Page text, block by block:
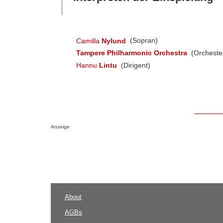
Camilla Nylund
(Sopran)
Tampere Philharmonic Orchestra
Hannu Lintu (Dirigent)
Anzeige
About
AGBs